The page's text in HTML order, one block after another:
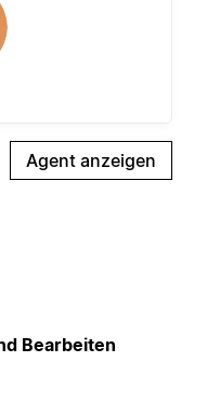
Agent anzeigen
Bearbeiten